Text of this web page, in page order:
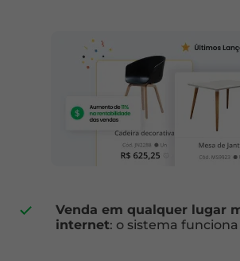
Venda em qualquer lugar
internet: o sistema